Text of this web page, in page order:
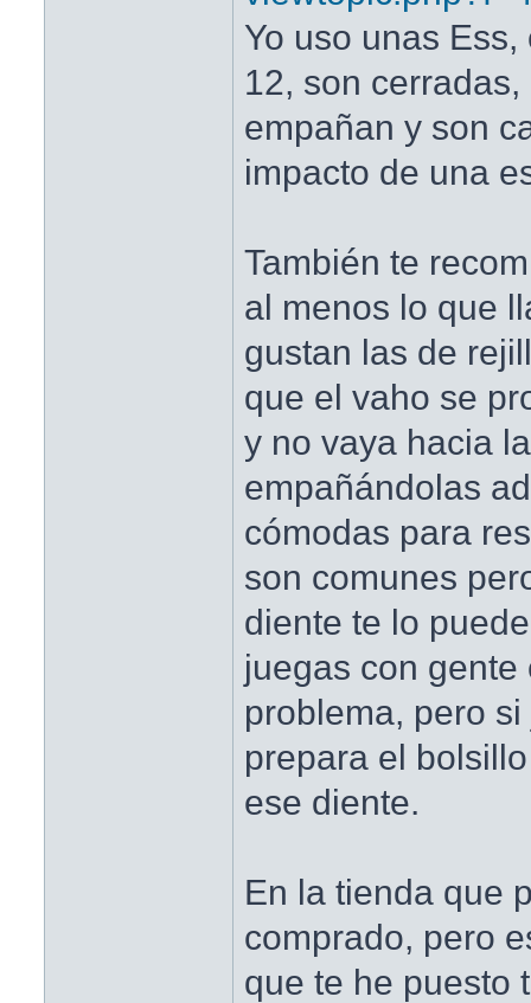
Yo uso unas
12, son
empañan y son
impacto de una
También te
al menos lo que
gustan las de
que el vaho se
y no vaya hacia
empañándolas
cómodas para
son comunes
diente te lo
juegas con
problema, pero
prepara el
ese diente.
En la tienda que
comprado, pero
que te he puesto